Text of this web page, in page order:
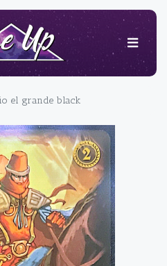
el grande black